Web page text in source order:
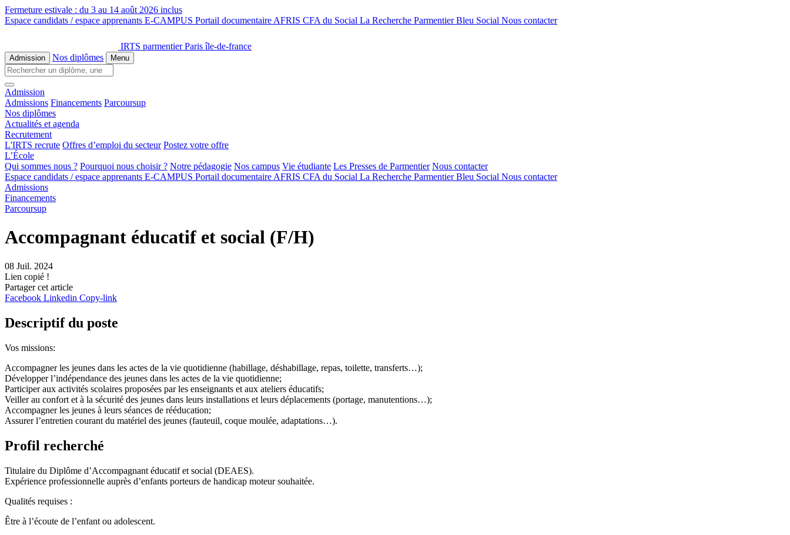
Fermeture estivale : du 3 au 14 août 2026 inclus
Espace candidats / espace apprenants E-CAMPUS Portail documentaire AFRIS CFA du Social La Recherche Parmentier Bleu Social Nous contacter
IRTS parmentier Paris île-de-france
Admission Nos diplômes Menu
Admission
Admissions Financements Parcoursup
Nos diplômes
Actualités et agenda
Recrutement
L'IRTS recrute Offres d’emploi du secteur Postez votre offre
L’École
Qui sommes nous ? Pourquoi nous choisir ? Notre pédagogie Nos campus Vie étudiante Les Presses de Parmentier Nous contacter
Espace candidats / espace apprenants E-CAMPUS Portail documentaire AFRIS CFA du Social La Recherche Parmentier Bleu Social Nous contacter
Admissions
Financements
Parcoursup
Accompagnant éducatif et social (F/H)
08 Juil. 2024
Lien copié !
Partager cet article
Facebook Linkedin Copy-link
Descriptif du poste
Vos missions:
Accompagner les jeunes dans les actes de la vie quotidienne (habillage, déshabillage, repas, toilette, transferts…);
Développer l’indépendance des jeunes dans les actes de la vie quotidienne;
Participer aux activités scolaires proposées par les enseignants et aux ateliers éducatifs;
Veiller au confort et à la sécurité des jeunes dans leurs installations et leurs déplacements (portage, manutentions…);
Accompagner les jeunes à leurs séances de rééducation;
Assurer l’entretien courant du matériel des jeunes (fauteuil, coque moulée, adaptations…).
Profil recherché
Titulaire du Diplôme d’Accompagnant éducatif et social (DEAES).
Expérience professionnelle auprès d’enfants porteurs de handicap moteur souhaitée.
Qualités requises :
Être à l’écoute de l’enfant ou adolescent.